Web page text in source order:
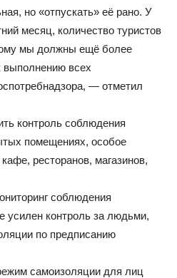
но «отпускать» её рано. У
месяц, количество туристов
мы должны ещё более
выполнению всех
— отметил
контроль соблюдения
помещениях, особое
ресторанов, магазинов,
соблюдения
усилен контроль за людьми,
по предписанию
самоизоляции для лиц